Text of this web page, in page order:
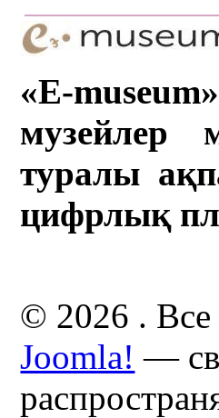
«E-
музейлер
туралы
цифрлық
© 2026 .
Joomla! —